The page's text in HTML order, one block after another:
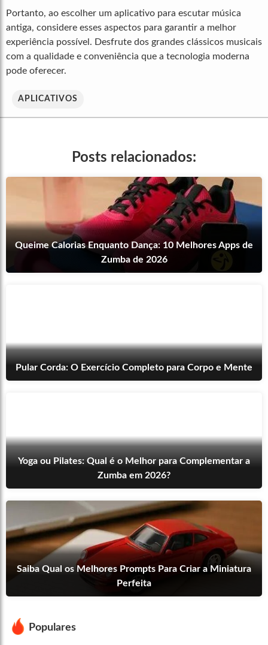
Portanto, ao escolher um aplicativo para escutar música
antiga, considere esses aspectos para garantir a melhor
experiência possível. Desfrute dos grandes clássicos musicais
com a qualidade e conveniência que a tecnologia moderna
pode oferecer.
APLICATIVOS
Posts relacionados:
Queime Calorias Enquanto Dança: 10 Melhores Apps de
Zumba de 2026
Pular Corda: O Exercício Completo para Corpo e Mente
Yoga ou Pilates: Qual é o Melhor para Complementar a
Zumba em 2026?
Saiba Qual os Melhores Prompts Para Criar a Miniatura
Perfeita
Populares